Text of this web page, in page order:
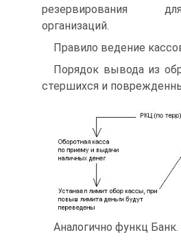
резервирования
организаций.
Правило ведение
Порядок вывода из
стершихся и
Аналогично функц Банк.